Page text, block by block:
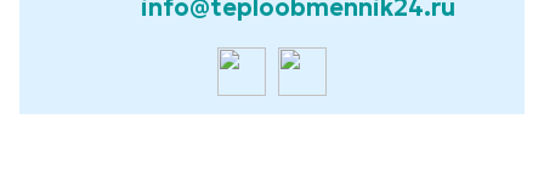
info@teploobmennik24.ru